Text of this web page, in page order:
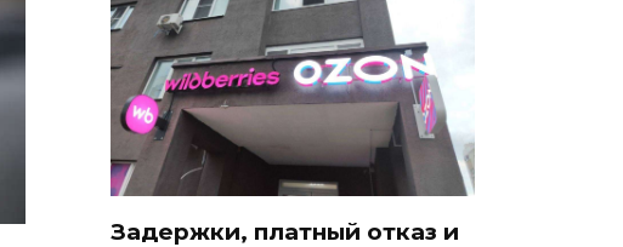
Задержки, платный отказ и